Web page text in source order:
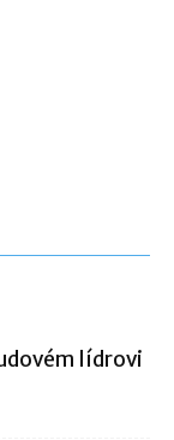
lídrovi